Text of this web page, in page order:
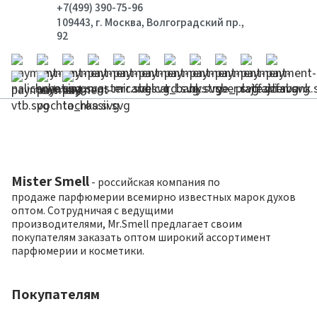
+7(499) 390-75-96
109443, г. Москва, Волгоградский пр.,
92
Mister Smell - российская компания по
продаже парфюмерии всемирно известных марок духов
оптом. Сотрудничая с ведущими
производителями, Mr.Smell предлагает своим
покупателям заказать оптом широкий ассортимент
парфюмерии и косметики.
Покупателям